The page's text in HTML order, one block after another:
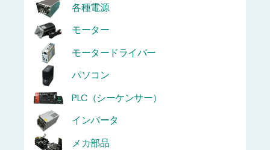
各種電源
モーター
モータードライバー
パソコン
PLC（シーケンサー）
インバータ
メカ部品